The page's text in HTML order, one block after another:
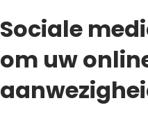
Sociale
om uw